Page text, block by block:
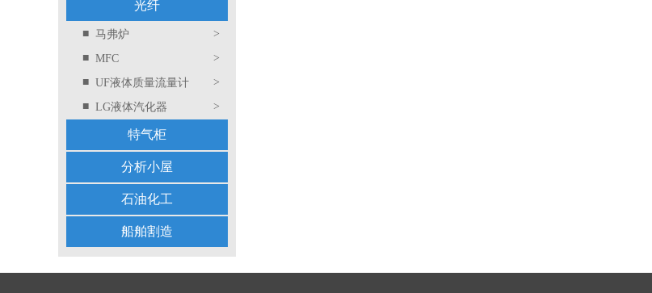
光纤
■ 马弗炉
>
■ MFC
>
■ UF液体质量流量计
>
■ LG液体汽化器 >
特气柜
分析小屋
石油化工
船舶割造